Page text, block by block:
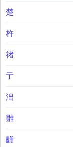
楚
杵
禇
亍
泏
雛
齭